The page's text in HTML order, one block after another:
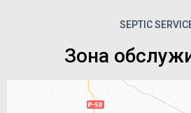
SEPTIC
Зона